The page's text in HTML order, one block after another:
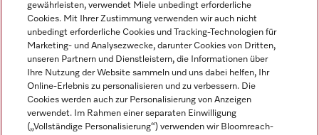
Sprache
DEUTSCH
Miele auf Instagram
Miele auf Youtube
gewährleisten, verwendet Miele unbedingt erforderliche
Cookies. Mit Ihrer Zustimmung verwenden wir auch nicht
unbedingt erforderliche Cookies und Tracking-Technologien für
Marketing- und Analysezwecke, darunter Cookies von Dritten,
unseren Partnern und Dienstleistern, die Informationen über
Ihre Nutzung der Website sammeln und uns dabei helfen, Ihr
Online-Erlebnis zu personalisieren und zu verbessern. Die
Cookies werden auch zur Personalisierung von Anzeigen
verwendet. Im Rahmen einer separaten Einwilligung
(„Vollständige Personalisierung“) verwenden wir Bloomreach-